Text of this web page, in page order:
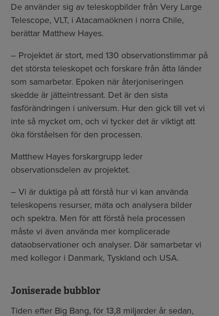
De använder sig av teleskopbilder från Very Large
Telescope, VLT, i Atacamaöknen i norra Chile,
berättar Matthew Hayes.
– Projektet är stort, med 130 observationstimmar på
det största teleskopet och forskare från åtta länder
som samarbetar. Epoken när återjoniseringen
skedde är jätteintressant. Det är den sista
fasförändringen i universum. Hur den gick till vet vi
inte så mycket om, och vi tycker det är viktigt att
öka förståelsen för den processen.
Matthew Hayes forskargrupp leder
observationsdelen av projektet.
– Vi är duktiga på att förstå hur vi kan använda
teleskopens resurser, mäta och analysera bilder
och spektra. Men för att förstå hela processen
måste vi även använda mer komplicerade
dataobservationer och analyser. Där samarbetar vi
med kollegor i Danmark, Tyskland och USA.
Joniserade bubblor
Tiden efter Big Bang, för 13,8 miljarder år sedan,